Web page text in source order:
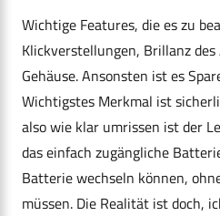
Wichtige Features, die es zu
Klickverstellungen, Brillanz
Gehäuse. Ansonsten ist es
Wichtigstes Merkmal ist
also wie klar umrissen ist der
das einfach zugängliche
Batterie wechseln können,
müssen. Die Realität ist doch,